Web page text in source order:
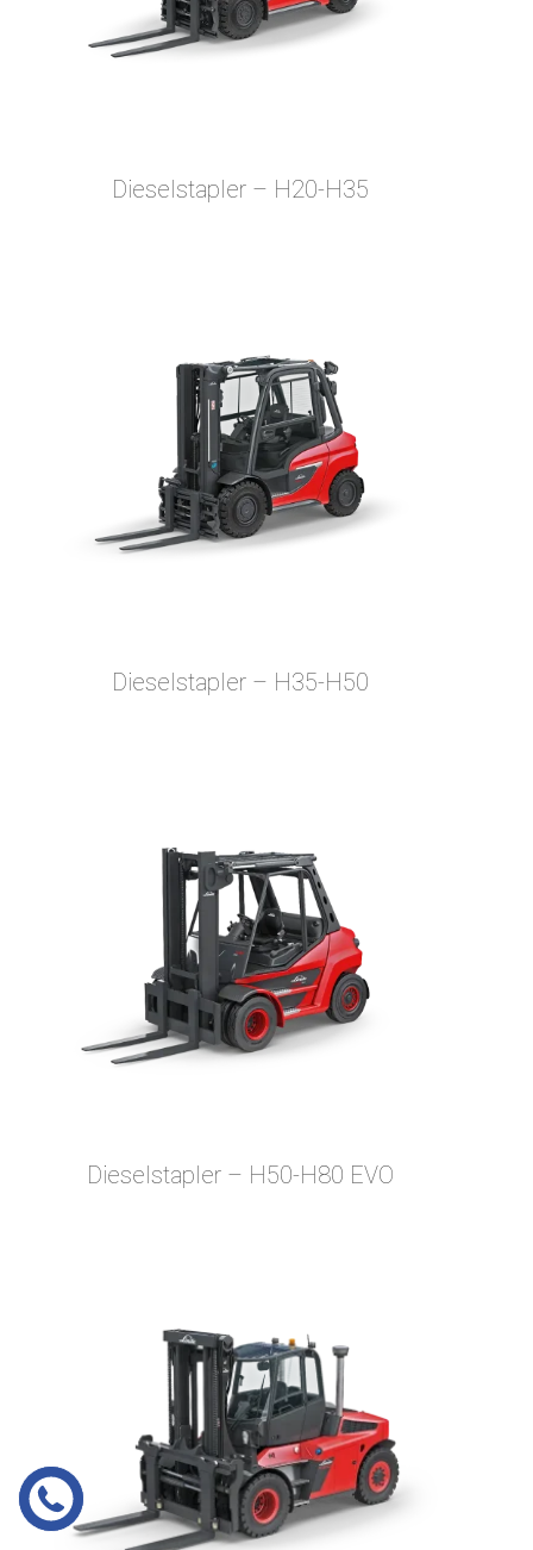
Dieselstapler – H20-H35
Dieselstapler – H35-H50
Dieselstapler – H50-H80 EVO